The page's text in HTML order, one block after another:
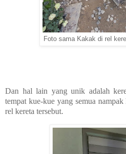
Foto sama Kakak di rel
Dan hal lain yang unik adalah
tempat kue-kue yang semua
rel kereta tersebut.